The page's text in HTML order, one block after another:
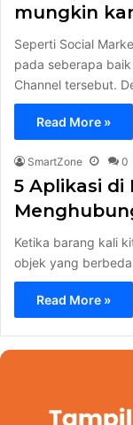
mungkin
Seperti Social
pada seberapa
Channel tersebut.
Read More »
SmartZone 0
5 Aplikasi
Ketika barang kali
objek yang
Read More »